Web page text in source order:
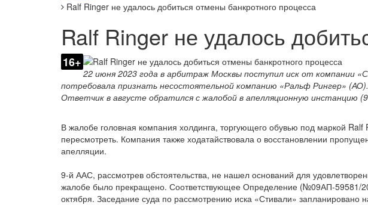
Ralf Ringer не удалось добиться отмены банкротного процесса
Ralf Ringer не удалось
16+
22 июня 2023 года в арбитраж Москвы поступил иск от компании
потребовала признать несостоятельной компанию «Ральф Рингер»
Ответчик в августе обратился с жалобой в апелляционную инстанцию
В жалобе головная компания холдинга, торгующего обувью под маркой
пересмотреть. Компания также ходатайствовала о восстановлении
апелляции.
9-й ААС, рассмотрев обстоятельства, не нашел оснований для
жалобе было прекращено. Соответствующее Определение (№09АП-59581/
октября. Заседание суда по рассмотрению иска «Стивали» запланировано